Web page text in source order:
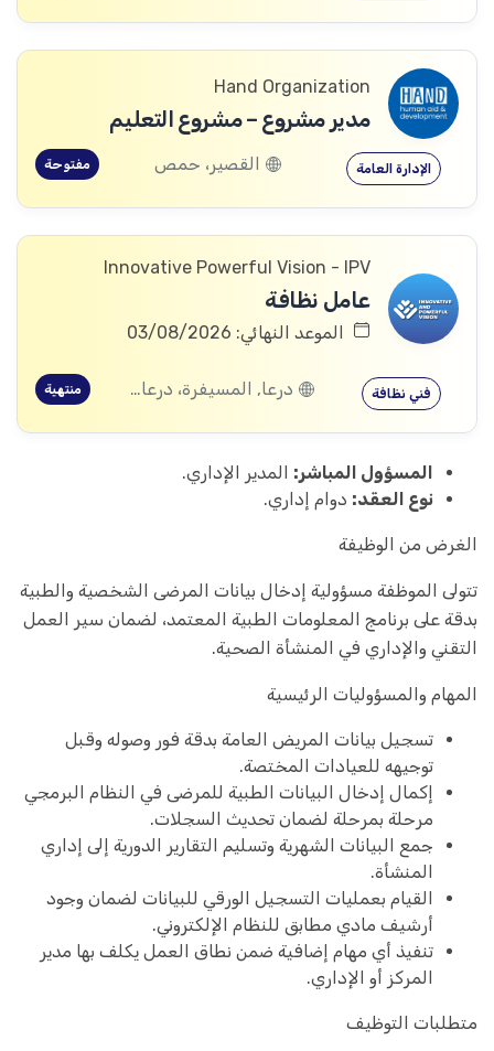
Hand Organization
مدير مشروع – مشروع التعليم
الإدارة العامة القصير، حمص مفتوحة
Innovative Powerful Vision - IPV
عامل نظافة
الموعد النهائي: 03/08/2026
فني نظافة درعا, المسيفرة، درعا, الجيزة، درعا, بصر الحرير، درعا منتهية
المسؤول المباشر: المدير الإداري.
نوع العقد: دوام إداري.
الغرض من الوظيفة
تتولى الموظفة مسؤولية إدخال بيانات المرضى الشخصية والطبية
بدقة على برنامج المعلومات الطبية المعتمد، لضمان سير العمل
التقني والإداري في المنشأة الصحية.
المهام والمسؤوليات الرئيسية
تسجيل بيانات المريض العامة بدقة فور وصوله وقبل
توجيهه للعيادات المختصة.
إكمال إدخال البيانات الطبية للمرضى في النظام البرمجي
مرحلة بمرحلة لضمان تحديث السجلات.
جمع البيانات الشهرية وتسليم التقارير الدورية إلى إداري
المنشأة.
القيام بعمليات التسجيل الورقي للبيانات لضمان وجود
أرشيف مادي مطابق للنظام الإلكتروني.
تنفيذ أي مهام إضافية ضمن نطاق العمل يكلف بها مدير
المركز أو الإداري.
متطلبات التوظيف